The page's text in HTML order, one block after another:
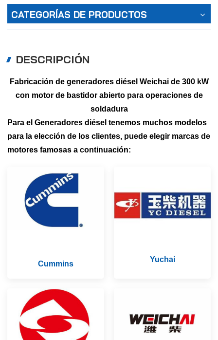
CATEGORÍAS DE PRODUCTOS
DESCRIPCIÓN
Fabricación de generadores diésel Weichai de 300 kW
con motor de bastidor abierto para operaciones de
soldadura
Para el Generadores diésel tenemos muchos modelos
para la elección de los clientes, puede elegir marcas de
motores famosas a continuación:
Cummins
Yuchai